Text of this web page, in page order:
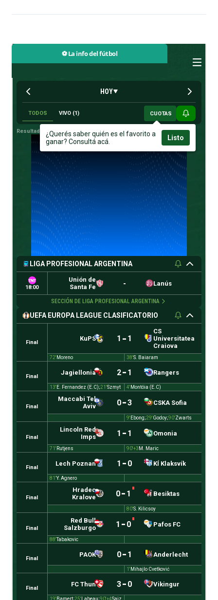
⚽ La info del fútbol